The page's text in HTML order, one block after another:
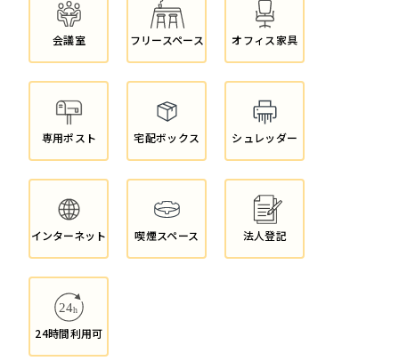
会議室 フリースペース オフィス家具
専用ポスト 宅配ボックス シュレッダー
インターネット 喫煙スペース 法人登記
24時間利用可